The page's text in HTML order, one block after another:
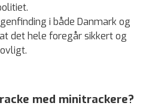
i både Danmark og
det hele foregår sikkert og
med minitrackere?